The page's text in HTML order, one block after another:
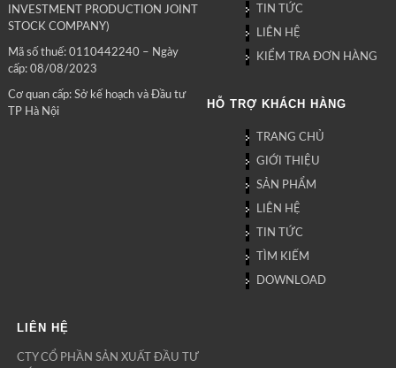
INVESTMENT PRODUCTION JOINT
STOCK COMPANY)
Mã số thuế: 0110442240 – Ngày
cấp: 08/08/2023
Cơ quan cấp: Sở kế hoạch và Đầu tư
TP Hà Nội
TIN TỨC
LIÊN HỆ
KIỂM TRA ĐƠN HÀNG
HỖ TRỢ KHÁCH HÀNG
TRANG CHỦ
GIỚI THIỆU
SẢN PHẨM
LIÊN HỆ
TIN TỨC
TÌM KIẾM
DOWNLOAD
LIÊN HỆ
CTY CỔ PHẦN SẢN XUẤT ĐẦU TƯ